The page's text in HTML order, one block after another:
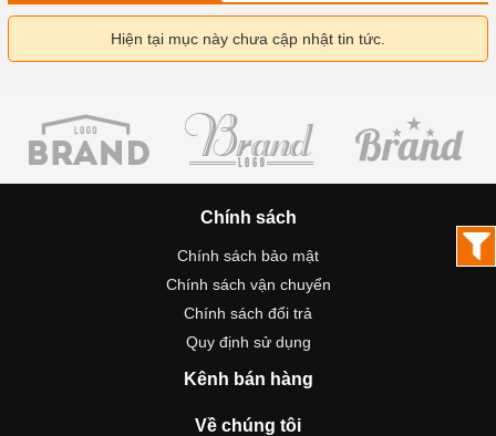
Hiện tại mục này chưa cập nhật tin tức.
Chính sách
Chính sách bảo mật
Chính sách vận chuyển
Chính sách đổi trả
Quy định sử dụng
Kênh bán hàng
Về chúng tôi